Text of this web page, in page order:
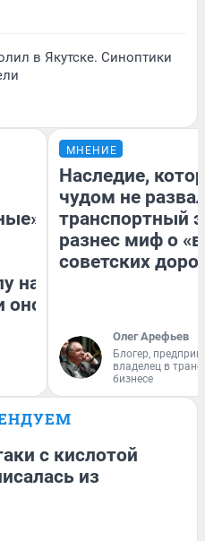
в Якутске. Синоптики
на
МНЕНИЕ
Наследие,
чудом не
транспортный
разнес миф о
советских
Олег Арефьев
Блогер,
владелец в
бизнесе
с кислотой
из